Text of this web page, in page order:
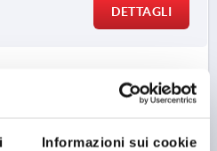
Informazioni sui cookie
DETTAGLI